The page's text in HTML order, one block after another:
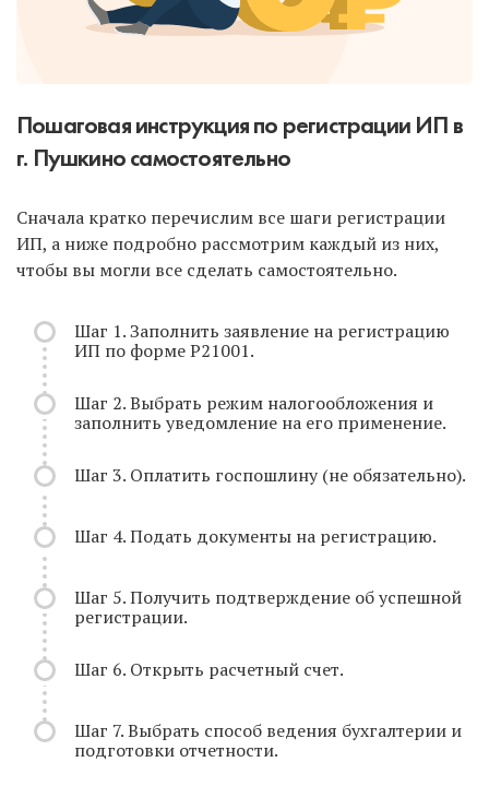
Пошаговая инструкция по регистрации ИП в
г. Пушкино самостоятельно
Сначала кратко перечислим все шаги регистрации
ИП, а ниже подробно рассмотрим каждый из них,
чтобы вы могли все сделать самостоятельно.
Шаг 1. Заполнить заявление на регистрацию
ИП по форме Р21001.
Шаг 2. Выбрать режим налогообложения и
заполнить уведомление на его применение.
Шаг 3. Оплатить госпошлину (не обязательно).
Шаг 4. Подать документы на регистрацию.
Шаг 5. Получить подтверждение об успешной
регистрации.
Шаг 6. Открыть расчетный счет.
Шаг 7. Выбрать способ ведения бухгалтерии и
подготовки отчетности.